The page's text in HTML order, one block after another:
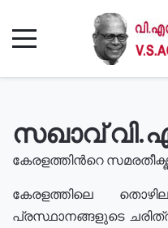
സഖാവ്
കേരളത്തിൻറെ
കേരളത്തിലെ
പ്രസ്ഥാനങ്ങളുടെ